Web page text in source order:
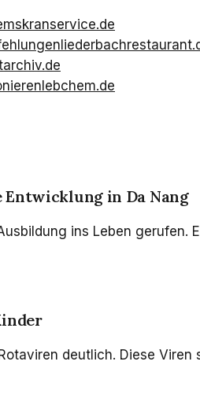
mskranservice.de
lebchem.de
in Da Nang
ins Leben
deutlich. Diese